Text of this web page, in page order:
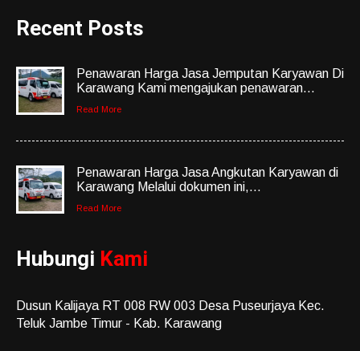
Recent Posts
Penawaran Harga Jasa Jemputan Karyawan Di
Karawang Kami mengajukan penawaran...
Read More
Penawaran Harga Jasa Angkutan Karyawan di
Karawang Melalui dokumen ini,...
Read More
Hubungi Kami
Dusun Kalijaya RT 008 RW 003 Desa Puseurjaya Kec.
Teluk Jambe Timur - Kab. Karawang